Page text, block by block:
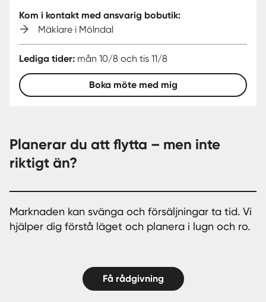
Kom i kontakt med ansvarig bobutik:
Mäklare i Mölndal
Lediga tider: mån 10/8 och tis 11/8
Boka möte med mig
Planerar du att flytta – men inte
riktigt än?
Marknaden kan svänga och försäljningar ta tid. Vi
hjälper dig förstå läget och planera i lugn och ro.
Få rådgivning